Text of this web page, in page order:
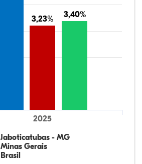
3,23%
3,23% 3,40%
3,40%
Jaboticatubas - MG
Minas Gerais
Brasil
2025